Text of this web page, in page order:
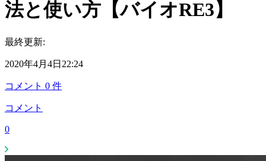
法と使い方【バイオRE3】
最終更新:
2020年4月4日22:24
コメント 0 件
コメント
0